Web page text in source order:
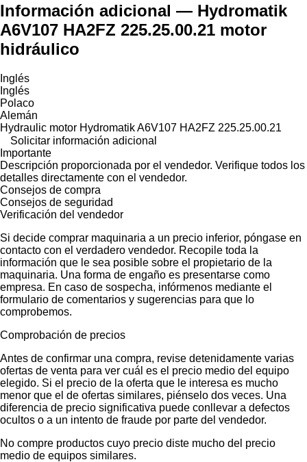
Información adicional — Hydromatik
A6V107 HA2FZ 225.25.00.21 motor
hidráulico
Inglés
Inglés
Polaco
Alemán
Hydraulic motor Hydromatik A6V107 HA2FZ 225.25.00.21
Solicitar información adicional
Importante
Descripción proporcionada por el vendedor. Verifique todos los
detalles directamente con el vendedor.
Consejos de compra
Consejos de seguridad
Verificación del vendedor
Si decide comprar maquinaria a un precio inferior, póngase en
contacto con el verdadero vendedor. Recopile toda la
información que le sea posible sobre el propietario de la
maquinaria. Una forma de engaño es presentarse como
empresa. En caso de sospecha, infórmenos mediante el
formulario de comentarios y sugerencias para que lo
comprobemos.
Comprobación de precios
Antes de confirmar una compra, revise detenidamente varias
ofertas de venta para ver cuál es el precio medio del equipo
elegido. Si el precio de la oferta que le interesa es mucho
menor que el de ofertas similares, piénselo dos veces. Una
diferencia de precio significativa puede conllevar a defectos
ocultos o a un intento de fraude por parte del vendedor.
No compre productos cuyo precio diste mucho del precio
medio de equipos similares.